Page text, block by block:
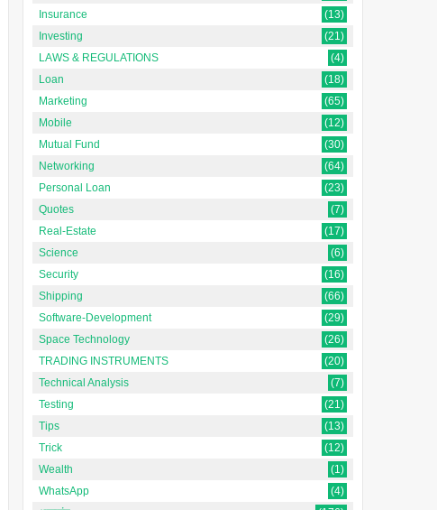
Insurance
(13)
Investing
(21)
LAWS & REGULATIONS
(4)
Loan
(18)
Marketing
(65)
Mobile
(12)
Mutual Fund
(30)
Networking
(64)
Personal Loan
(23)
Quotes
(7)
Real-Estate
(17)
Science
(6)
Security
(16)
Shipping
(66)
Software-Development
(29)
Space Technology
(26)
TRADING INSTRUMENTS
(20)
Technical Analysis
(7)
Testing
(21)
Tips
(13)
Trick
(12)
Wealth
(1)
WhatsApp
(4)